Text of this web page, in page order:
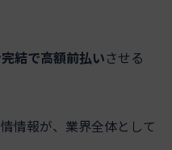
結で高額前払いさせる
情報が、業界全体として